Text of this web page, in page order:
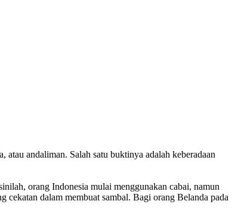
atau andaliman. Salah satu buktinya adalah keberadaan
orang Indonesia mulai menggunakan cabai, namun
cekatan dalam membuat sambal. Bagi orang Belanda pada